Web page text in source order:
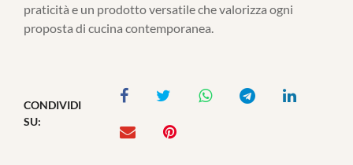
praticità e un prodotto versatile che valorizza ogni
proposta di cucina contemporanea.
CONDIVIDI
SU: